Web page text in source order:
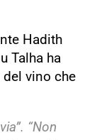
Hadith
Talha ha
del vino che
“Non